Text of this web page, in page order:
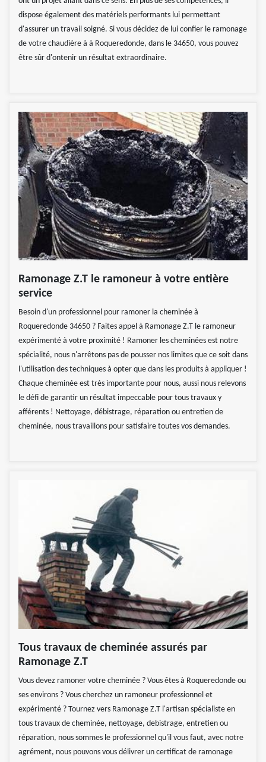
dispose également des matériels performants lui permettant
d'assurer un travail soigné. Si vous décidez de lui confier le ramonage
de votre chaudière à à Roqueredonde, dans le 34650, vous pouvez
être sûr d'ontenir un résultat extraordinaire.
Ramonage Z.T le ramoneur à votre entière
service
Besoin d'un professionnel pour ramoner la cheminée à
Roqueredonde 34650 ? Faites appel à Ramonage Z.T le ramoneur
expérimenté à votre proximité ! Ramoner les cheminées est notre
spécialité, nous n'arrêtons pas de pousser nos limites que ce soit dans
l'utilisation des techniques à opter que dans les produits à appliquer !
Chaque cheminée est très importante pour nous, aussi nous relevons
le défi de garantir un résultat impeccable pour tous travaux y
afférents ! Nettoyage, débistrage, réparation ou entretien de
cheminée, nous travaillons pour satisfaire toutes vos demandes.
Tous travaux de cheminée assurés par
Ramonage Z.T
Vous devez ramoner votre cheminée ? Vous êtes à Roqueredonde ou
ses environs ? Vous cherchez un ramoneur professionnel et
expérimenté ? Tournez vers Ramonage Z.T l'artisan spécialiste en
tous travaux de cheminée, nettoyage, debistrage, entretien ou
réparation, nous sommes le professionnel qu'il vous faut, avec notre
agrément, nous pouvons vous délivrer un certificat de ramonage